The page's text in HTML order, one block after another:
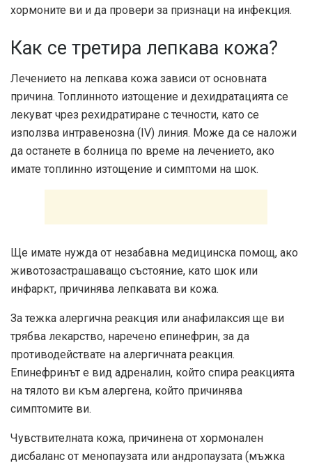
хормоните ви и да провери за признаци на инфекция.
Как се третира лепкава кожа?
Лечението на лепкава кожа зависи от основната
причина. Топлинното изтощение и дехидратацията се
лекуват чрез рехидратиране с течности, като се
използва интравенозна (IV) линия. Може да се наложи
да останете в болница по време на лечението, ако
имате топлинно изтощение и симптоми на шок.
Ще имате нужда от незабавна медицинска помощ, ако
животозастрашаващо състояние, като шок или
инфаркт, причинява лепкавата ви кожа.
За тежка алергична реакция или анафилаксия ще ви
трябва лекарство, наречено епинефрин, за да
противодействате на алергичната реакция.
Епинефринът е вид адреналин, който спира реакцията
на тялото ви към алергена, който причинява
симптомите ви.
Чувствителната кожа, причинена от хормонален
дисбаланс от менопаузата или андропаузата (мъжка